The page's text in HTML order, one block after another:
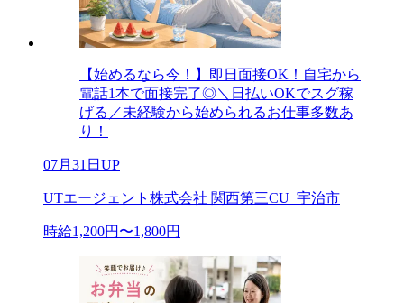
【始めるなら今！】即日面接OK！自宅から
電話1本で面接完了◎＼日払いOKでスグ稼
げる／未経験から始められるお仕事多数あ
り！
07月31日UP
UTエージェント株式会社 関西第三CU_宇治市
時給1,200円〜1,800円